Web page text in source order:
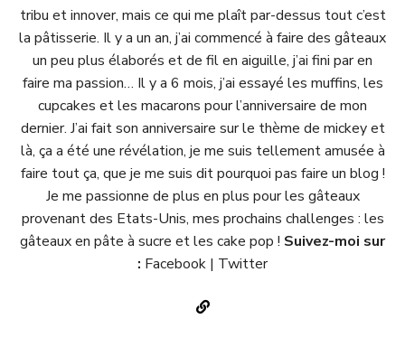
tribu et innover, mais ce qui me plaît par-dessus tout c’est
la pâtisserie. Il y a un an, j’ai commencé à faire des gâteaux
un peu plus élaborés et de fil en aiguille, j’ai fini par en
faire ma passion… Il y a 6 mois, j’ai essayé les muffins, les
cupcakes et les macarons pour l’anniversaire de mon
dernier. J’ai fait son anniversaire sur le thème de mickey et
là, ça a été une révélation, je me suis tellement amusée à
faire tout ça, que je me suis dit pourquoi pas faire un blog !
Je me passionne de plus en plus pour les gâteaux
provenant des Etats-Unis, mes prochains challenges : les
gâteaux en pâte à sucre et les cake pop ! Suivez-moi sur
: Facebook | Twitter